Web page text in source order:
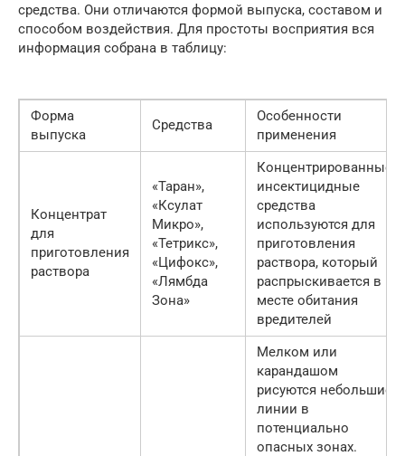
средства. Они отличаются формой выпуска, составом и
способом воздействия. Для простоты восприятия вся
информация собрана в таблицу:
Форма
выпуска
Средства
Особенности
применения
Концентрат
для
приготовления
раствора
«Таран»,
«Ксулат
Микро»,
«Тетрикс»,
«Цифокс»,
«Лямбда
Зона»
Концентрированные
инсектицидные
средства
используются для
приготовления
раствора, который
распрыскивается в
месте обитания
вредителей
Мелком или
карандашом
рисуются небольшие
линии в
потенциально
опасных зонах.